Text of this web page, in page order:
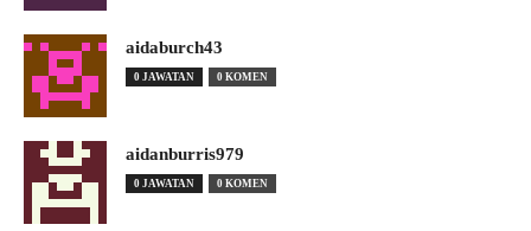
aidaburch43
0 JAWATAN 0 KOMEN
aidanburris979
0 JAWATAN 0 KOMEN